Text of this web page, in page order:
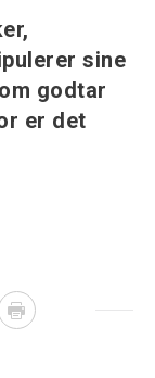
sine
godtar
er det